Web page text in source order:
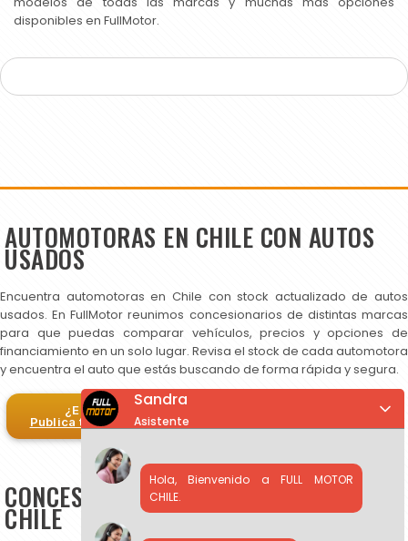
disponibles en FullMotor.
AUTOMOTORAS EN CHILE CON AUTOS
USADOS
Encuentra automotoras en Chile con stock actualizado de autos
usados. En FullMotor reunimos concesionarios de distintas marcas
para que puedas comparar vehículos, precios y opciones de
financiamiento en un solo lugar. Revisa el stock de cada automotora
y encuentra el auto que estás buscando de forma rápida y segura.
¿Eres automotora?
Publica tus autos en FullMotor
CONCESIONARIOS DE AUTOS USADOS EN
CHILE
Sandra
Asistente
Hola, Bienvenido a FULL MOTOR
CHILE.